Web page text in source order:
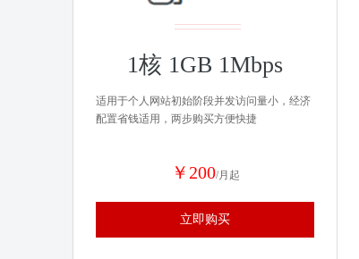
1核 1GB 1Mbps
适用于个人网站初始阶段并发访问量小，经济
配置省钱适用，两步购买方便快捷
￥200/月起
立即购买